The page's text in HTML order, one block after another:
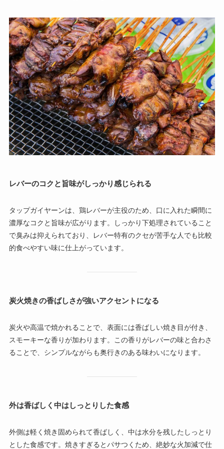
レバーのコクと旨味がしっかり感じられる
タップガイヤーンは、鶏レバーが主役のため、口に入れた瞬間に
濃厚なコクと旨味が広がります。しっかり下処理されていること
で臭みは抑えられており、レバー特有のクセが苦手な人でも比較
的食べやすい味に仕上がっています。
炭火焼きの香ばしさが強いアクセントになる
炭火や高温で焼かれることで、表面には香ばしい焼き目が付き、
スモーキーな香りが加わります。この香りがレバーの味と合わさ
ることで、シンプルながらも奥行きのある味わいになります。
外は香ばしく中はしっとりした食感
外側は軽く焼き固められて香ばしく、中は水分を残したしっとり
とした食感です。焼きすぎるとパサつくため、絶妙な火加減で仕